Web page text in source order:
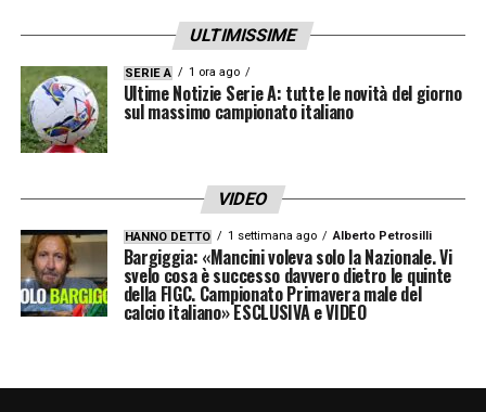
ULTIMISSIME
SERIE A 1 ora ago
Ultime Notizie Serie A: tutte le novità del giorno
sul massimo campionato italiano
VIDEO
HANNO DETTO 1 settimana ago Alberto Petrosilli
Bargiggia: «Mancini voleva solo la Nazionale. Vi
svelo cosa è successo davvero dietro le quinte
della FIGC. Campionato Primavera male del
calcio italiano» ESCLUSIVA e VIDEO